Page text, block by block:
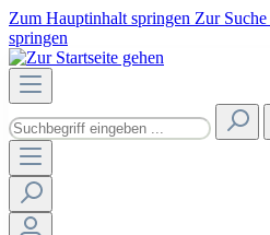
Zum Hauptinhalt springen Zur
springen